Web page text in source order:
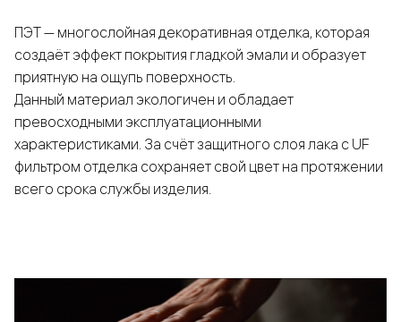
ПЭТ — многослойная декоративная отделка, которая
создаёт эффект покрытия гладкой эмали и образует
приятную на ощупь поверхность.
Данный материал экологичен и обладает
превосходными эксплуатационными
характеристиками. За счёт защитного слоя лака с UF
фильтром отделка сохраняет свой цвет на протяжении
всего срока службы изделия.